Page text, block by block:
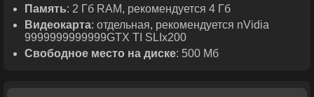
Память: 2 Гб RAM, рекомендуется 4 Гб
Видеокарта: отдельная, рекомендуется nVidia
9999999999999GTX TI SLIx200
Свободное место на диске: 500 Мб